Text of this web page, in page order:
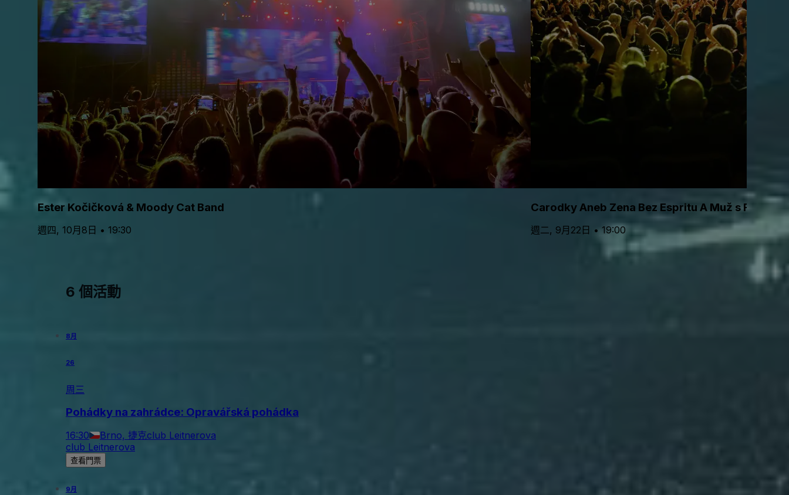
Ester Kočičková & Moody Cat Band
週四, 10月8日 • 19:30
Carodky Aneb Zena Bez Espritu A Muž s
週二, 9月22日 • 19:00
6 個活動
8月
26
周三
Pohádky na zahrádce: Opravářská pohádka
16:30 Brno, 捷克club Leitnerova
club Leitnerova
查看門票
9月